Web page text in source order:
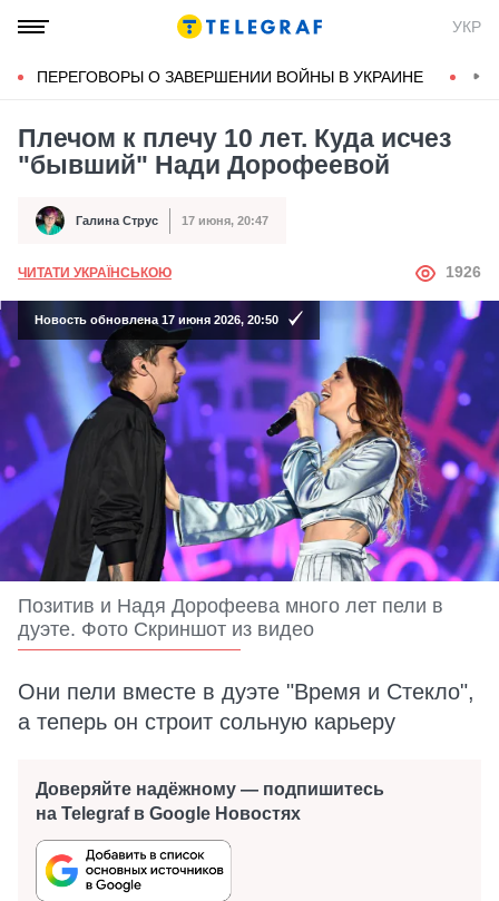
УКР
ПЕРЕГОВОРЫ О ЗАВЕРШЕНИИ ВОЙНЫ В УКРАИНЕ
Плечом к плечу 10 лет. Куда исчез
"бывший" Нади Дорофеевой
Автор Галина Струс
Дата публикации 17 июня, 20:47
ЧИТАТИ УКРАЇНСЬКОЮ АВТОР
1926
Новость обновлена 17 июня 2026, 20:50
Позитив и Надя Дорофеева много лет пели в
дуэте. Фото Скриншот из видео
Они пели вместе в дуэте "Время и Стекло",
а теперь он строит сольную карьеру
Доверяйте надёжному — подпишитесь
на Telegraf в Google Новостях